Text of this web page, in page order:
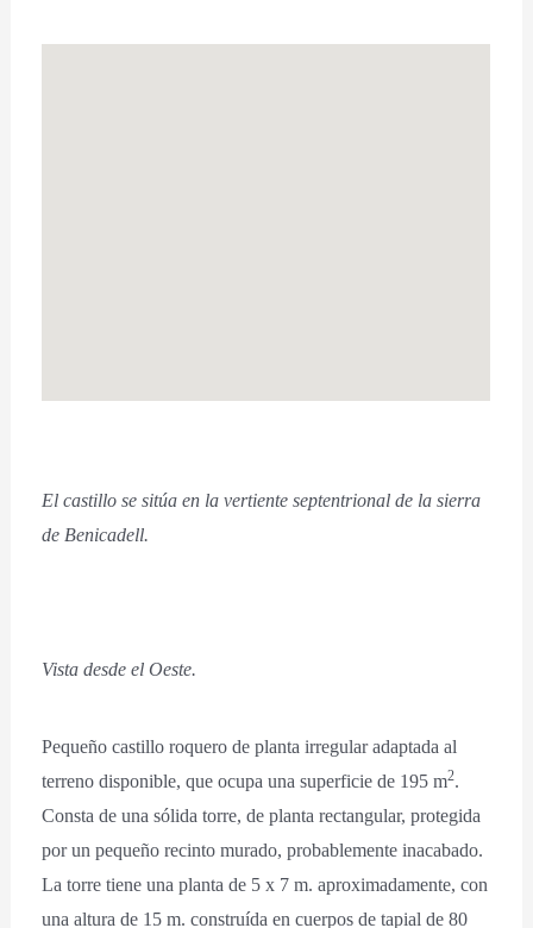
El castillo se sitúa en la vertiente septentrional de la sierra
de Benicadell.
Vista desde el Oeste.
Pequeño castillo roquero de planta irregular adaptada al
terreno disponible, que ocupa una superficie de 195 m2.
Consta de una sólida torre, de planta rectangular, protegida
por un pequeño recinto murado, probablemente inacabado.
La torre tiene una planta de 5 x 7 m. aproximadamente, con
una altura de 15 m. construída en cuerpos de tapial de 80